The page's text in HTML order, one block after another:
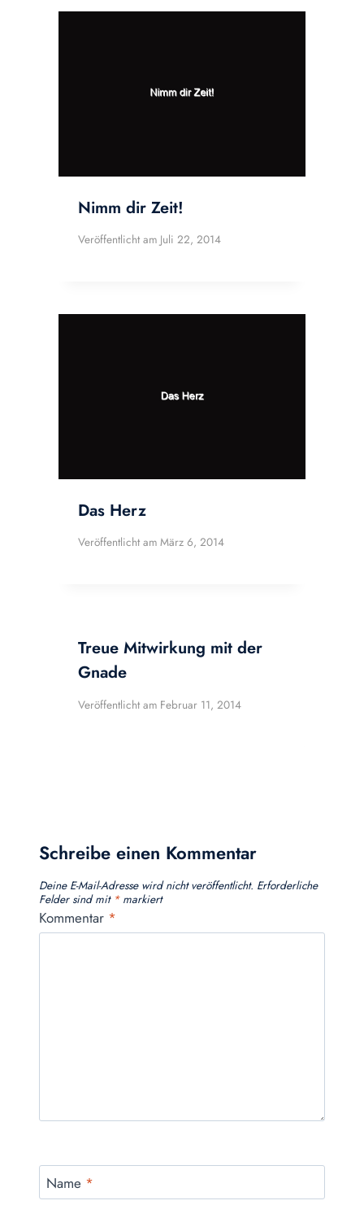
Nimm dir Zeit!
Veröffentlicht am Juli 22, 2014
Das Herz
Veröffentlicht am März 6, 2014
Treue Mitwirkung mit der
Gnade
Veröffentlicht am Februar 11, 2014
Schreibe einen Kommentar
Deine E-Mail-Adresse wird nicht veröffentlicht. Erforderliche
Felder sind mit *markiert
Kommentar *
Name *